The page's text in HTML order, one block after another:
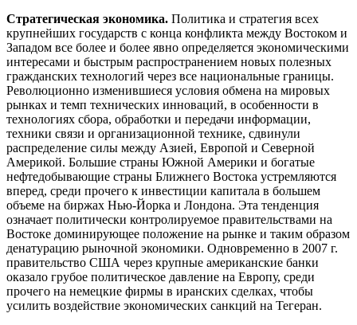
Стратегическая экономика. Политика и стратегия всех
крупнейших государств с конца конфликта между Востоком и
Западом все более и более явно определяется экономическими
интересами и быстрым распространением новых полезных
гражданских технологий через все национальные границы.
Революционно изменившиеся условия обмена на мировых
рынках и темп технических инноваций, в особенности в
технологиях сбора, обработки и передачи информации,
техники связи и организационной технике, сдвинули
распределение силы между Азией, Европой и Северной
Америкой. Большие страны Южной Америки и богатые
нефтедобывающие страны Ближнего Востока устремляются
вперед, среди прочего к инвестиции капитала в большем
объеме на биржах Нью-Йорка и Лондона. Эта тенденция
означает политически контролируемое правительствами на
Востоке доминирующее положение на рынке и таким образом
денатурацию рыночной экономики. Одновременно в 2007 г.
правительство США через крупные американские банки
оказало грубое политическое давление на Европу, среди
прочего на немецкие фирмы в иранских сделках, чтобы
усилить воздействие экономических санкций на Тегеран.